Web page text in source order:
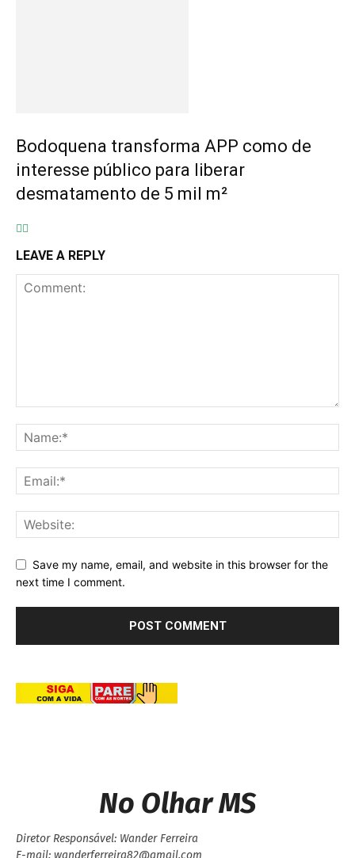
Bodoquena transforma APP como de
interesse público para liberar
desmatamento de 5 mil m²
LEAVE A REPLY
Save my name, email, and website in this browser for the
next time I comment.
No Olhar MS
Diretor Responsável: Wander Ferreira
E-mail: wanderferreira82@gmail.com